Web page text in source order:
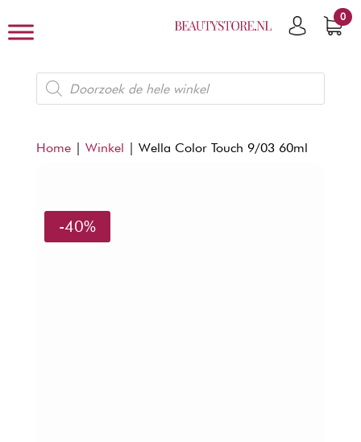
0
Producten
zoeken
Home| Winkel | Wella Color Touch 9/03 60ml
-40%